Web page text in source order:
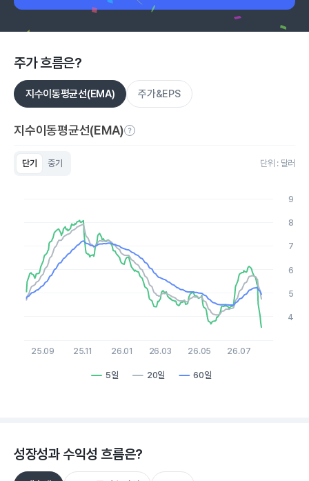
주가 흐름은?
지수이동평균선(EMA) 주가&EPS
지수이동평균선(EMA)
단기 중기 단위 : 달러
The chart has 1 X axis displaying Time. Data ranges from
The chart has 1 Y axis displaying values. Data ranges from
5일 20일 60일
25.09 25.11 26.01 26.03 26.05 26.07
4
5
6
7
8
9
성장성과 수익성 흐름은?